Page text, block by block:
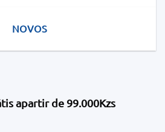
NOVOS
apartir de 99.000Kzs